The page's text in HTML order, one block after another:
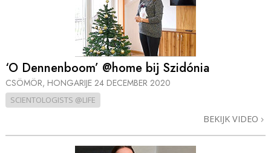
‘O Dennenboom’ @home bij Szidónia
CSÖMÖR, HONGARIJE 24 DECEMBER 2020
SCIENTOLOGISTS @LIFE
BEKIJK VIDEO